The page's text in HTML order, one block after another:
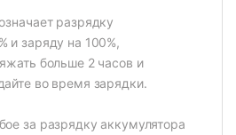
разрядку
и заряду на 100%,
больше 2 часов и
во время зарядки.
за разрядку аккумулятора